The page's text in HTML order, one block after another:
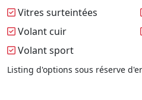
Vitres surteintées
Volant cuir
Volant sport
Listing d'options sous réserve